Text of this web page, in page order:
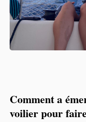
Comment a
voilier pour